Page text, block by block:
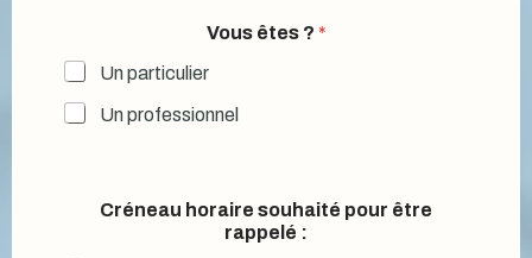
V
Vous êtes ? *
Un particulier
Un professionnel
Créneau horaire souhaité pour être
rappelé :